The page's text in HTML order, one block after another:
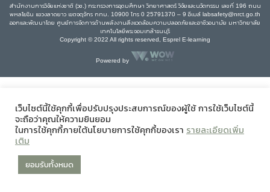
สำนักงานการวิจัยแห่งชาติ (วช.) กระทรวงการอุดมศึกษา วิทยาศาสตร์ วิจัยและนวัตกรรม เลขที่ 196 ถนน
พหลโยธิน แขวงลาดยาว เขตจตุจักร กทม. 10900 โทร 0 25791370 – 9 อีเมล์ labsafety@nrct.go.th
ออกและพัฒนาโดย ศูนย์การจัดการด้านพลังงานสิ่งแวดล้อมความปลอดภัยและอาชีวอนามัย มหาวิทยาลัย
เทคโนโลยีพระจอมเกล้าธนบุรี
Copyright © 2022 All rights reserved, Esprel E-learning
Powered by
เว็บไซต์นี้ใช้คุกกี้เพื่อปรับปรุงประสบการณ์ของผู้ใช้ การใช้เว็บไซต์นี้
จะถือว่าคุณให้ความยินยอม
ในการใช้คุกกี้ภายใต้นโยบายการใช้คุกกี้ของเรา รายละเอียดเพิ่ม
เติม
ยอมรับทั้งหมด